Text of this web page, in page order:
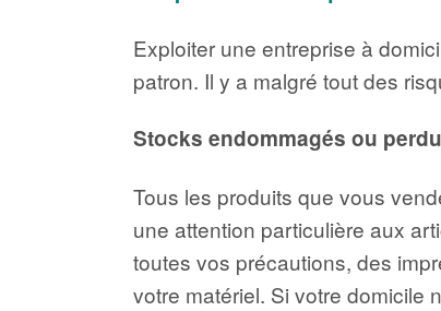
Exploiter une entreprise à
patron. Il y a malgré tout des
Stocks endommagés ou
Tous les produits que vous
une attention particulière aux
toutes vos précautions, des
votre matériel. Si votre domicile